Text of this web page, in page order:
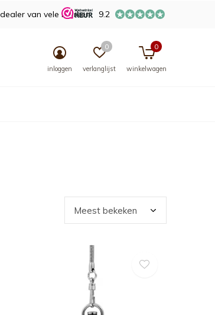
inloggen verlanglijst
0
winkelwagen
0
van vele merken 9.2